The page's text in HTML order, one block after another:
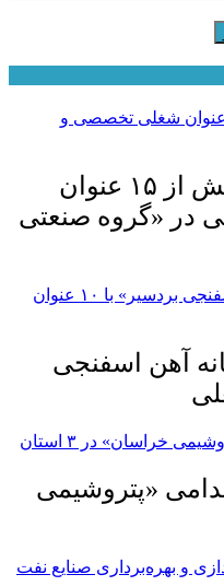
فراخوان جذب نیرو در بیش از ۱۵ عنوان
در «گروه صنعتی
آهن اسفنجی
«پتروشیمی